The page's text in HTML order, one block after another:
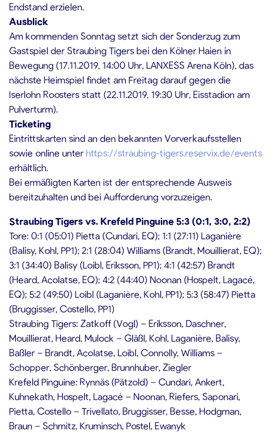
Endstand erzielen.
Ausblick
Am kommenden Sonntag setzt sich der Sonderzug zum
Gastspiel der Straubing Tigers bei den Kölner Haien in
Bewegung (17.11.2019, 14:00 Uhr, LANXESS Arena Köln), das
nächste Heimspiel findet am Freitag darauf gegen die
Iserlohn Roosters statt (22.11.2019, 19:30 Uhr, Eisstadion am
Pulverturm).
Ticketing
Eintrittskarten sind an den bekannten Vorverkaufsstellen
sowie online unter https://straubing-tigers.reservix.de/events
erhältlich.
Bei ermäßigten Karten ist der entsprechende Ausweis
bereitzuhalten und bei Aufforderung vorzuzeigen.
Straubing Tigers vs. Krefeld Pinguine 5:3 (0:1, 3:0, 2:2)
Tore: 0:1 (05:01) Pietta (Cundari, EQ); 1:1 (27:11) Laganière
(Balisy, Kohl, PP1); 2:1 (28:04) Williams (Brandt, Mouillierat, EQ);
3:1 (34:40) Balisy (Loibl, Eriksson, PP1); 4:1 (42:57) Brandt
(Heard, Acolatse, EQ); 4:2 (44:40) Noonan (Hospelt, Lagacé,
EQ); 5:2 (49:50) Loibl (Laganière, Kohl, PP1); 5:3 (58:47) Pietta
(Bruggisser, Costello, PP1)
Straubing Tigers: Zatkoff (Vogl) – Eriksson, Daschner,
Mouillierat, Heard, Mulock – Gläßl, Kohl, Laganière, Balisy,
Baßler – Brandt, Acolatse, Loibl, Connolly, Williams –
Schopper, Schönberger, Brunnhuber, Ziegler
Krefeld Pinguine: Rynnäs (Pätzold) – Cundari, Ankert,
Kuhnekath, Hospelt, Lagacé – Noonan, Riefers, Saponari,
Pietta, Costello – Trivellato, Bruggisser, Besse, Hodgman,
Braun – Schmitz, Kruminsch, Postel, Ewanyk